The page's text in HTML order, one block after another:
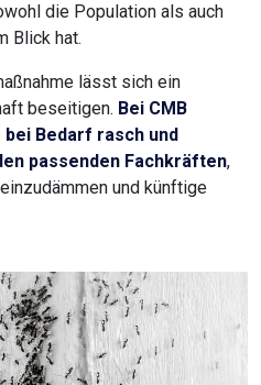
die Population als auch
Blick hat.
lässt sich ein
beseitigen. Bei CMB
Bedarf rasch und
passenden Fachkräften,
und künftige